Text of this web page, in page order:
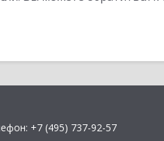
+7 (495) 737-92-57